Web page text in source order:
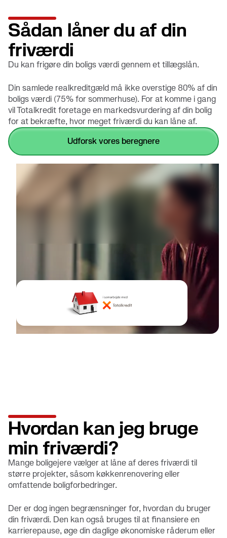
Sådan låner du af din
friværdi
Du kan frigøre din boligs værdi gennem et tillægslån.
Din samlede realkreditgæld må ikke overstige 80% af din
boligs værdi (75% for sommerhuse). For at komme i gang
vil Totalkredit foretage en markedsvurdering af din bolig
for at bekræfte, hvor meget friværdi du kan låne af.
udforsk vores beregnere
Hvordan kan jeg bruge
min friværdi?
Mange boligejere vælger at låne af deres friværdi til
større projekter, såsom køkkenrenovering eller
omfattende boligforbedringer.
Der er dog ingen begrænsninger for, hvordan du bruger
din friværdi. Den kan også bruges til at finansiere en
karrierepause, øge din daglige økonomiske råderum eller